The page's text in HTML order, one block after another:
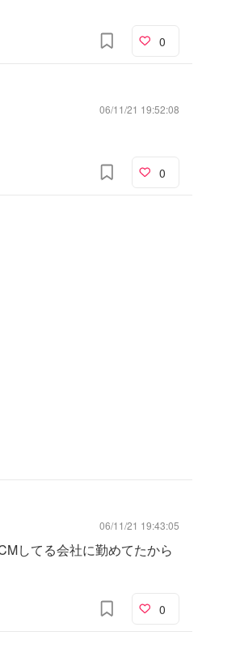
0
06/11/21 19:52:08
0
06/11/21 19:43:05
してる会社に勤めてたから
0